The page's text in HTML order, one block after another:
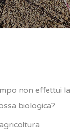
non effettui la
biologica?